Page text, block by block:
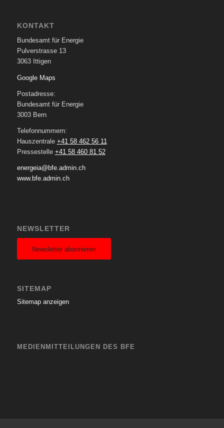
KONTAKT
Bundesamt für Energie
Pulverstrasse 13
3063 Ittigen
Google Maps
Postadresse:
Bundesamt für Energie
3003 Bern
Telefonnummern:
Hauszentrale +41 58 462 56 11
Pressestelle +41 58 460 81 52
energeia@bfe.admin.ch
www.bfe.admin.ch
NEWSLETTER
Newsletter abonnieren
SITEMAP
Sitemap anzeigen
MEDIENMITTEILUNGEN DES BFE